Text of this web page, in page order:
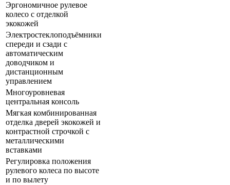
Эргономичное рулевое
колесо с отделкой
экокожей
Электростеклоподъёмники
спереди и сзади с
автоматическим
доводчиком и
дистанционным
управлением
Многоуровневая
центральная консоль
Мягкая комбинированная
отделка дверей экокожей и
контрастной строчкой с
металлическими
вставками
Регулировка положения
рулевого колеса по высоте
и по вылету